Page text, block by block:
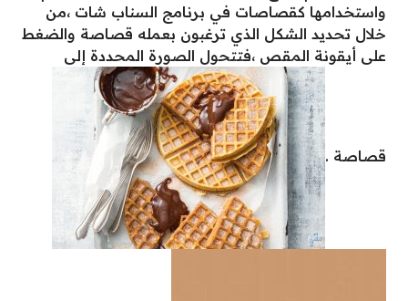
واستخدامها كقصاصات في برنامج السناب شات ،من
خلال تحديد الشكل الذي ترغبون بعمله قصاصة والضغط
على أيقونة المقص ،فتتحول الصورة المحددة إلى
قصاصة .